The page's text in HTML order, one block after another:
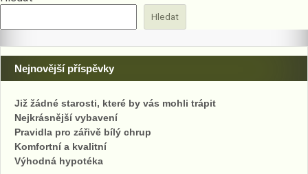
Hledat
Nejnovější příspěvky
Již žádné starosti, které by vás mohli trápit
Nejkrásnější vybavení
Pravidla pro zářivě bílý chrup
Komfortní a kvalitní
Výhodná hypotéka